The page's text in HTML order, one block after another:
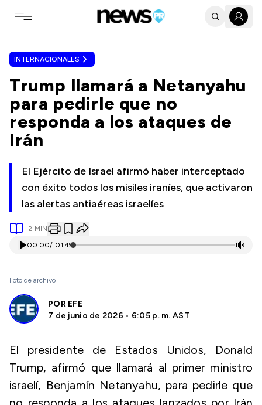
Toggle navigation menu
INTERNACIONALES
Trump llamará a Netanyahu
para pedirle que no
responda a los ataques de
Irán
El Ejército de Israel afirmó haber interceptado
con éxito todos los misiles iraníes, que activaron
las alertas antiaéreas israelíes
2 MIN
00:00/ 01:49
Foto de archivo
POR EFE
7 de junio de 2026 • 6:05 p. m. AST
El presidente de Estados Unidos, Donald
Trump, afirmó que llamará al primer ministro
israelí, Benjamín Netanyahu, para pedirle que